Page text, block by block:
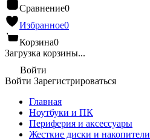
Сравнение0
Избранное0
Корзина0
Загрузка корзины...
Войти
Войти Зарегистрироваться
Главная
Ноутбуки и ПК
Периферия и аксессуары
Жесткие диски и накопители